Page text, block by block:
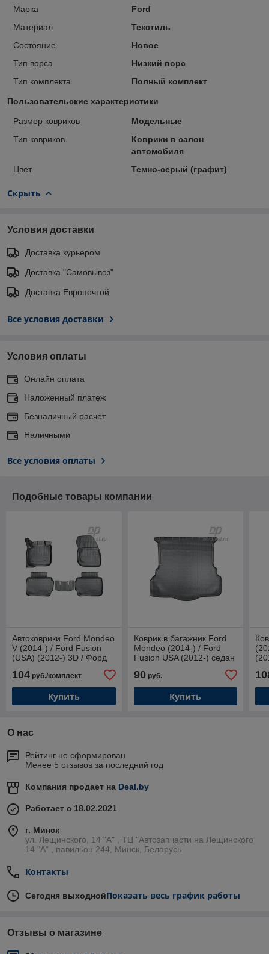
Марка
Ford
Материал
Текстиль
Состояние
Новое
Тип ворса
Низкий ворс
Тип комплекта
Полный комплект
Пользовательские характеристики
Размер ковриков
Модельные
Тип ковриков
Коврики в салон
автомобиля
Цвет
Темно-серый (графит)
Скрыть
Условия доставки
Доставка курьером
Доставка "Самовывоз"
Доставка Европочтой
Все условия доставки
Условия оплаты
Онлайн оплата
Наложенный платеж
Безналичный расчет
Наличными
Все условия оплаты
Подобные товары компании
Автоковрики Ford Mondeo
V (2014-) / Ford Fusion
(USA) (2012-) 3D / Форд
104 руб./комплект
Купить
Коврик в багажник Ford
Mondeo (2014-) / Ford
Fusion USA (2012-) седан
/ Форд Мондео (Norplast)
90руб.
Купить
О нас
Рейтинг не сформирован
Менее 5 отзывов за последний год
Компания продает на Deal.by
Работает с 18.02.2021
г. Минск
ул. Лещинского, 14 "А" , ТЦ "Автозапчасти на Лещинcкого
14 "A" , павильон 244, Минск, Беларусь
Контакты
Сегодня выходнойПоказать весь график работы
Отзывы о магазине